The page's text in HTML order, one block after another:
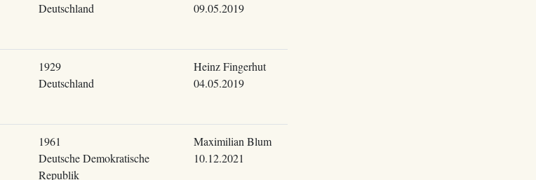
Deutschland
09.05.2019
1929
Deutschland
Heinz Fingerhut
04.05.2019
1961
Deutsche Demokratische
Republik
Maximilian Blum
10.12.2021